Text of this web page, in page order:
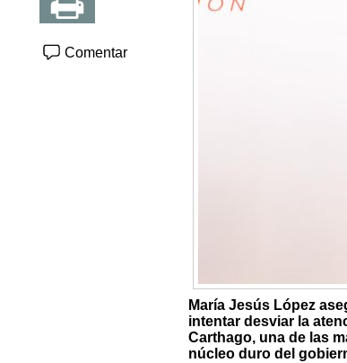
Comentar
María Jesús López
intentar desviar la
Carthago, una de las
núcleo duro del